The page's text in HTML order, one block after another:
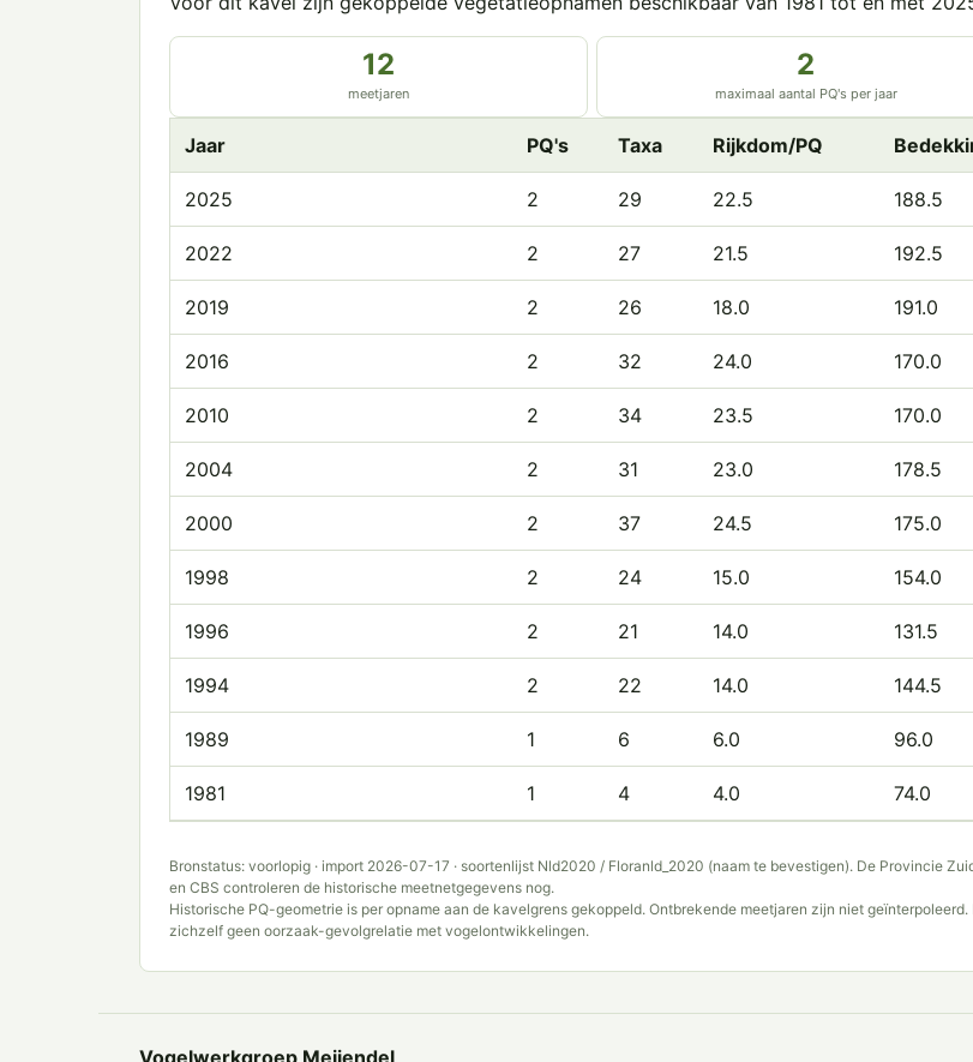
12
meetjaren
2
maximaal aantal PQ's per jaar
Jaar PQ's Taxa Rijkdom/PQ
2025 2 29 22.5 188.5
2022 2 27 21.5 192.5
2019 2 26 18.0 191.0
2016 2 32 24.0 170.0
2010 2 34 23.5 170.0
2004 2 31 23.0 178.5
2000 2 37 24.5 175.0
1998 2 24 15.0 154.0
1996 2 21 14.0 131.5
1994 2 22 14.0 144.5
1989 1 6 6.0 96.0
1981 1 4 4.0 74.0
Bronstatus: voorlopig · import 2026-07-17 · soortenlijst Nld2020 / Floranld_2020 (naam te bevestigen). De Provincie
en CBS controleren de historische meetnetgegevens nog.
Historische PQ-geometrie is per opname aan de kavelgrens gekoppeld. Ontbrekende meetjaren zijn niet
zichzelf geen oorzaak-gevolgrelatie met vogelontwikkelingen.
Vogelwerkgroep Meijendel